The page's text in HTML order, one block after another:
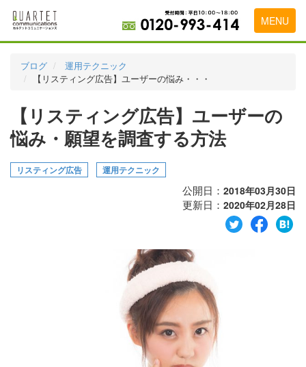
MENU
料金表
実績・お客様の声
初めて導入をお考えの方
代理店の乗り換えをお考えの方
ブログ
運用テクニック
【リスティング広告】ユーザーの悩み・・・
【リスティング広告】ユーザーの
悩み・願望を調査する方法
リスティング広告 運用テクニック
公開日： 2018年03月30日
更新日： 2020年02月28日